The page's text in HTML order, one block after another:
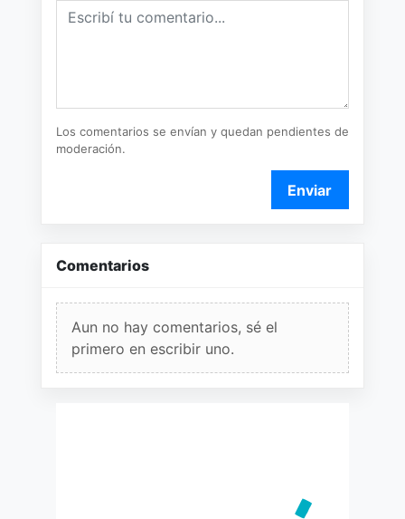
Los comentarios se envían y quedan pendientes de
moderación.
Enviar
Comentarios
Aun no hay comentarios, sé el
primero en escribir uno.